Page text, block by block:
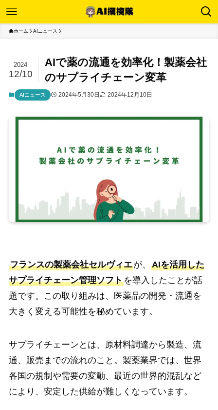
ホーム AIニュース
AIで薬の流通を効率化！製薬会社
のサプライチェーン変革
2024
12/10
AIニュース 2024年5月30日 2024年12月10日
フランスの製薬会社セルヴィエが、 AIを活用した
サプライチェーン管理ソフトを導入したことが話
題です。この取り組みは、医薬品の開発・流通を
大きく変える可能性を秘めています。
サプライチェーンとは、原材料調達から製造、流
通、販売までの流れのこと。製薬業界では、世界
各国の規制や需要の変動、最近の世界的混乱など
により、安定した供給が難しくなっています。